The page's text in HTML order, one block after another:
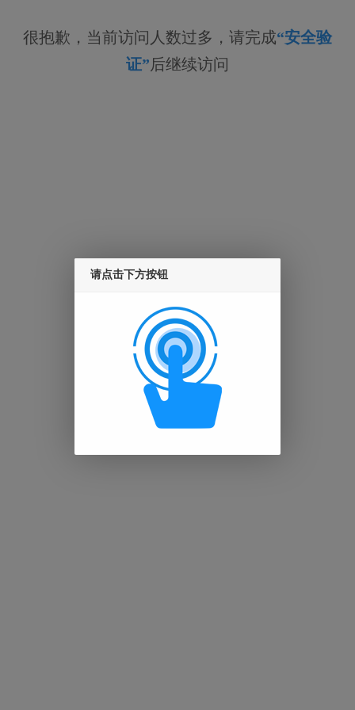
很抱歉，当前访问人数过多，请完成“安全验
证”后继续访问
请点击下方按钮